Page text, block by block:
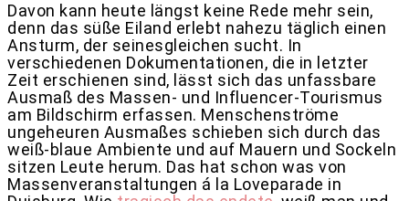
Davon kann heute längst keine Rede mehr sein,
denn das süße Eiland erlebt nahezu täglich einen
Ansturm, der seinesgleichen sucht. In
verschiedenen Dokumentationen, die in letzter
Zeit erschienen sind, lässt sich das unfassbare
Ausmaß des Massen- und Influencer-Tourismus
am Bildschirm erfassen. Menschenströme
ungeheuren Ausmaßes schieben sich durch das
weiß-blaue Ambiente und auf Mauern und Sockeln
sitzen Leute herum. Das hat schon was von
Massenveranstaltungen á la Loveparade in